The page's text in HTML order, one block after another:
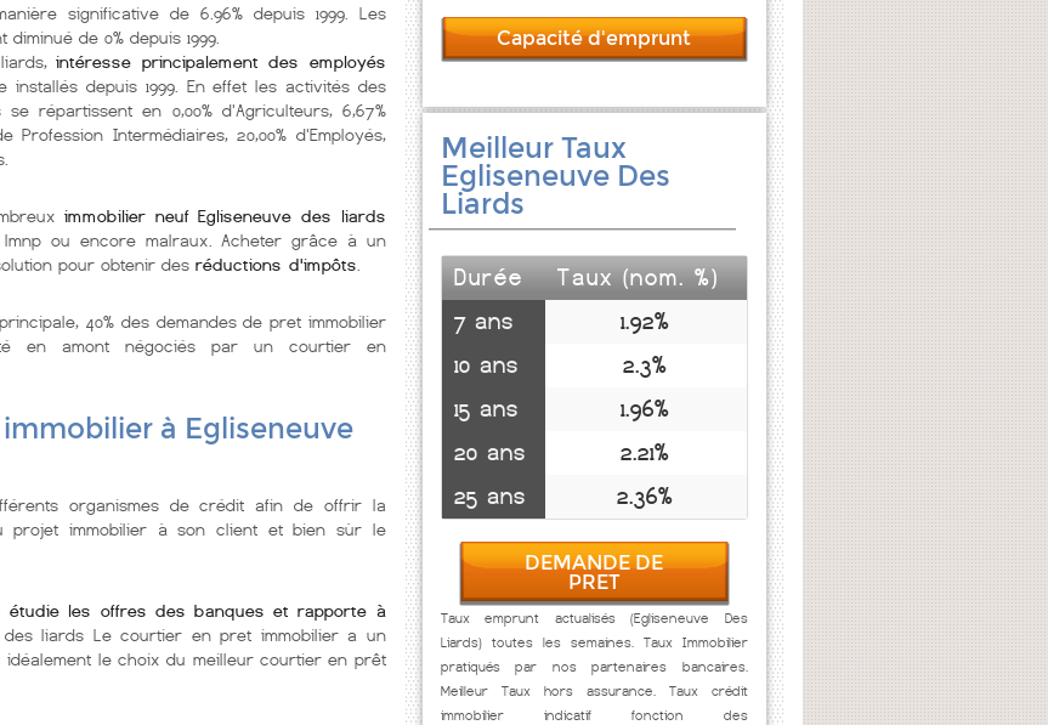
significative de 6.96% depuis 1999. Les
de 0% depuis 1999.
liards,intéresse principalement des employés
depuis 1999. En effet les activités des
répartissent en 0,00% d'Agriculteurs, 6,67%
Profession Intermédiaires, 20,00% d'Employés,
immobilier neuf Egliseneuve des liards
ou encore malraux. Acheter grâce à un
pour obtenir des réductions d'impôts
40% des demandes de pret immobilier
en amont négociés par un courtier en
à Egliseneuve
organismes de crédit afin de offrir la
projet immobilier à son client et bien sùr le
étudie les offres des banques et rapporte à
des liards Le courtier en pret immobilier a un
le choix du meilleur courtier en prêt
Capacité d'emprunt
Meilleur Taux
Egliseneuve Des
Liards
Durée
Taux (nom. %)
7 ans
1.92%
10 ans
2.3%
15 ans
1.96%
20 ans
2.21%
25 ans
2.36%
DEMANDE DE
PRET
Taux emprunt actualisés (Egliseneuve Des
Liards) toutes les semaines. Taux Immobilier
pratiqués par nos partenaires bancaires.
Meilleur Taux hors assurance. Taux crédit
immobilier indicatif fonction des